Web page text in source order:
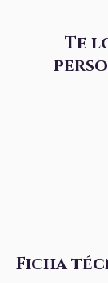
Te
Ficha